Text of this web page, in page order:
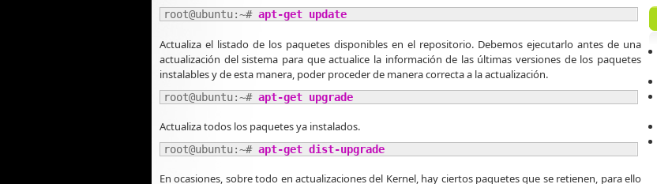
root@ubuntu:~# apt-get update
Actualiza el listado de los paquetes disponibles en el repositorio. Debemos ejecutarlo antes de una
actualización del sistema para que actualice la información de las últimas versiones de los paquetes
instalables y de esta manera, poder proceder de manera correcta a la actualización.
root@ubuntu:~# apt-get upgrade
Actualiza todos los paquetes ya instalados.
root@ubuntu:~# apt-get dist-upgrade
En ocasiones, sobre todo en actualizaciones del Kernel, hay ciertos paquetes que se retienen, para ello